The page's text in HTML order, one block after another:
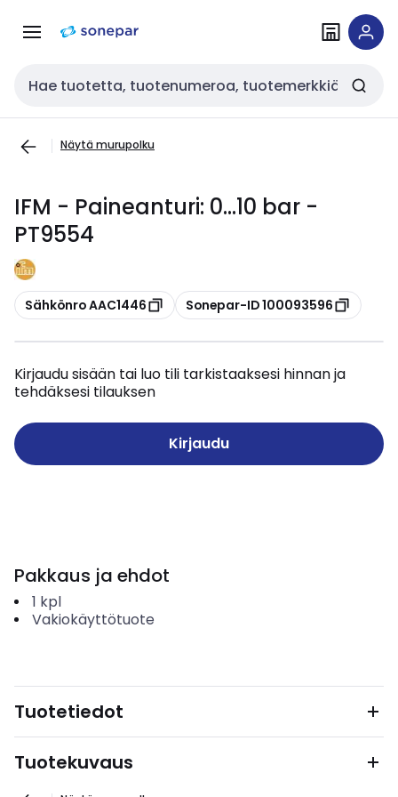
navigointiinsisältöön
Haku
Näytä murupolku
IFM - Paineanturi: 0...10 bar -
PT9554
Kopioi
Sähkönro AAC1446 Kopioi
Sonepar-ID 100093596
Kirjaudu sisään tai luo tili tarkistaaksesi hinnan ja
tehdäksesi tilauksen
Kirjaudu
Pakkaus ja ehdot
1 kpl
Vakiokäyttötuote
Tuotetiedot
Tuotekuvaus